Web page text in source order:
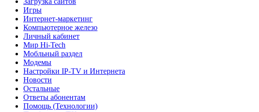
Игры
Интернет-маркетинг
Компьютерное железо
Личный кабинет
Мир Hi-Tech
Мобльный раздел
Модемы
Настройки IP-TV и Интернета
Новости
Остальные
Ответы абонентам
Помощь (Технологии)